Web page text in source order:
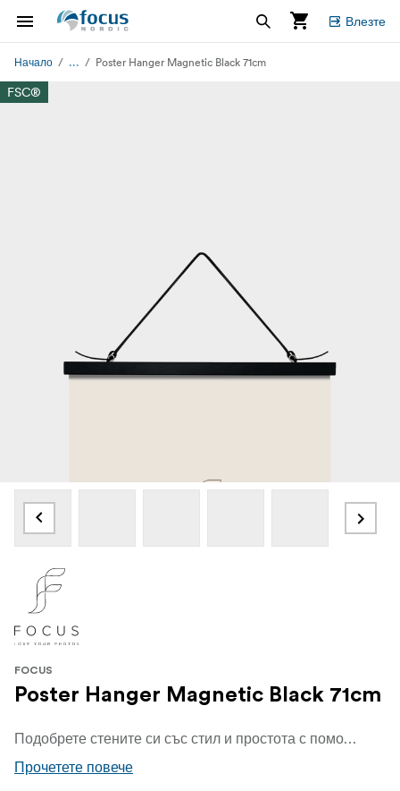
Влезте
Начало ... Poster Hanger Magnetic Black 71cm
FSC®
FOCUS
Poster Hanger Magnetic Black 71cm
Подобрете стените си със стил и простота с помощта на нашата елегантна черна закачалка за плакати. Създадена, за да показва красиво любимите ви плакати, разпечатки и произведения на изкуството, тази елегантна и универсална закачалка съчетава функционалност с модерен скандинавски чар.
Прочетете повече